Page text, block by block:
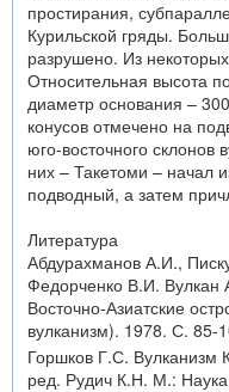
простирания,
Курильской гряды.
разрушено. Из
Относительная высота
диаметр основания –
конусов отмечено на
юго-восточного
них – Такетоми – начал
подводный, а затем
Литература
Абдурахманов А.И.,
Федорченко В.И. Вулкан
Восточно-Азиатские
вулканизм). 1978. С. 85-
Горшков Г.С. Вулканизм
ред. Рудич К.Н. М.: